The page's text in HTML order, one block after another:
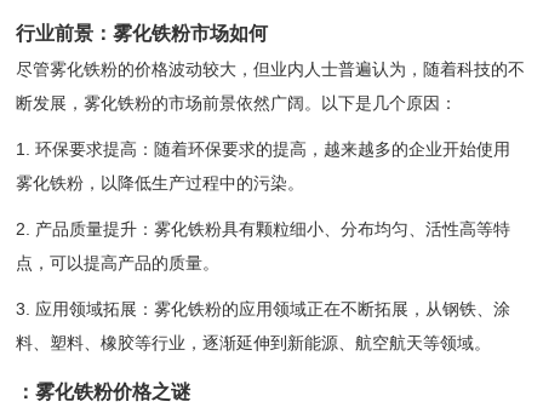
行业前景：雾化铁粉市场如何
尽管雾化铁粉的价格波动较大，但业内人士普遍认为，随着科技的不
断发展，雾化铁粉的市场前景依然广阔。以下是几个原因：
1. 环保要求提高：随着环保要求的提高，越来越多的企业开始使用
雾化铁粉，以降低生产过程中的污染。
2. 产品质量提升：雾化铁粉具有颗粒细小、分布均匀、活性高等特
点，可以提高产品的质量。
3. 应用领域拓展：雾化铁粉的应用领域正在不断拓展，从钢铁、涂
料、塑料、橡胶等行业，逐渐延伸到新能源、航空航天等领域。
：雾化铁粉价格之谜